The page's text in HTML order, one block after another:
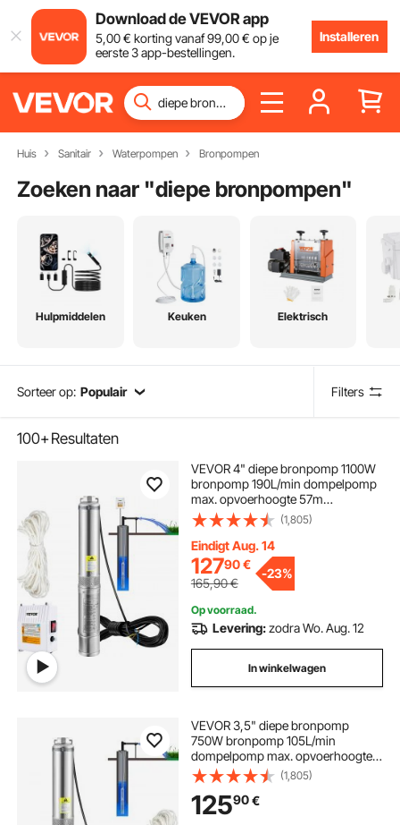
Download de VEVOR app
5,00€ korting vanaf99,00€ op je
eerste 3 app-bestellingen.
Installeren
Huis Sanitair Waterpompen Bronpompen
Zoeken naar "diepe bronpompen"
Hulpmiddelen Keuken Elektrisch
Sorteer op: Populair Filters
100+Resultaten
VEVOR 4" diepe bronpomp 1100W
bronpomp 190L/min dompelpomp
max. opvoerhoogte 57m
leidingpomp 230V 50Hz
zandpomp IP68 waterpomp 0-
40℃ pomp Ideaal voor
irrigatiewatervoorziening afvoer
(1,805)
Eindigt Aug. 14
12790€
165,90€
-23%
Op voorraad.
Levering:zodra Wo. Aug. 12
In winkelwagen
VEVOR 3,5" diepe bronpomp
750W bronpomp 105L/min
dompelpomp max. opvoerhoogte
62m leidingpomp 230V 50Hz
zandpomp IP68 waterpomp met
20m kabelpomp Ideaal voor
irrigatie of watervoorziening
(1,805)
12590€